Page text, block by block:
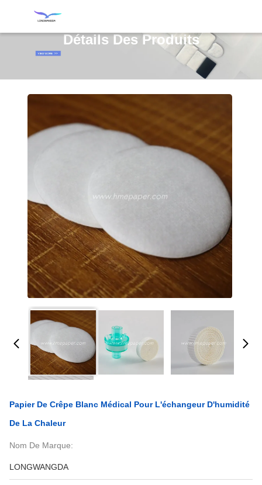
Détails Des Produits
Papier De Crêpe Blanc Médical Pour L'échangeur D'humidité
De La Chaleur
Nom De Marque:
LONGWANGDA